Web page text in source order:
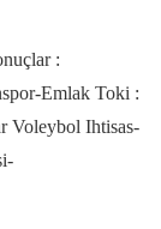
:
Emlak Toki :
Voleybol Ihtisas-